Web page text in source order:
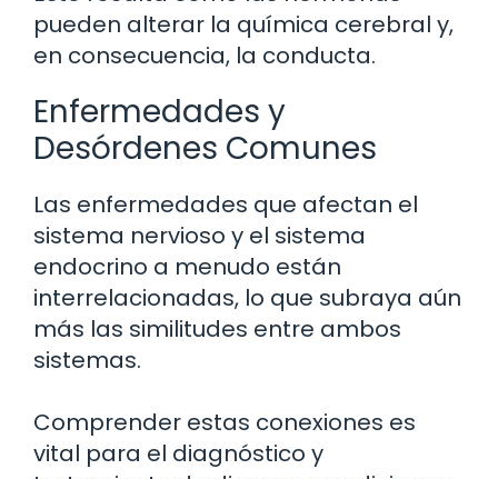
pueden alterar la química cerebral y,
en consecuencia, la conducta.
Enfermedades y
Desórdenes Comunes
Las enfermedades que afectan el
sistema nervioso y el sistema
endocrino a menudo están
interrelacionadas, lo que subraya aún
más las similitudes entre ambos
sistemas.
Comprender estas conexiones es
vital para el diagnóstico y